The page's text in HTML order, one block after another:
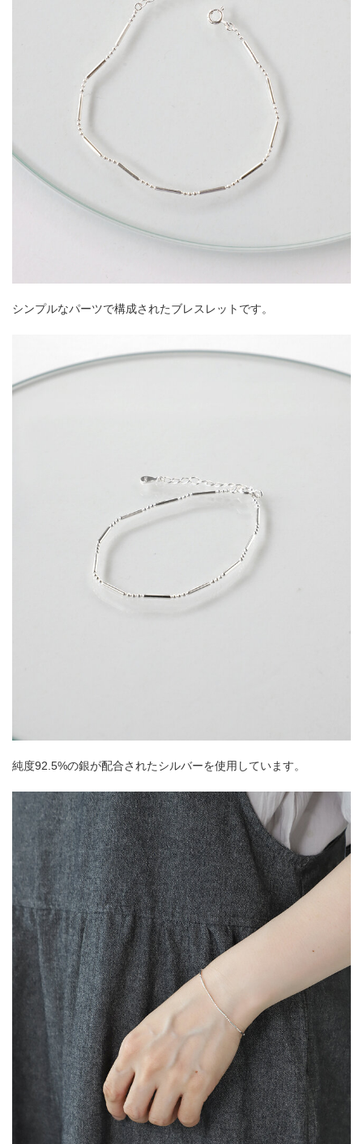
シンプルなパーツで構成されたブレスレットです。
純度92.5%の銀が配合されたシルバーを使用しています。